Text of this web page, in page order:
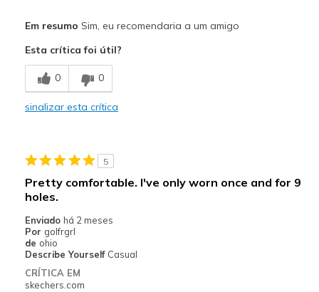
Comfortable
Durable
Em resumo Sim, eu recomendaria a um amigo
Esta crítica foi útil?
0 0
sinalizar esta crítica
5
Pretty comfortable. I've only worn once and for 9
holes.
Enviado há 2 meses
Por golfrgrl
de ohio
Describe Yourself Casual
CRÍTICA EM
skechers.com